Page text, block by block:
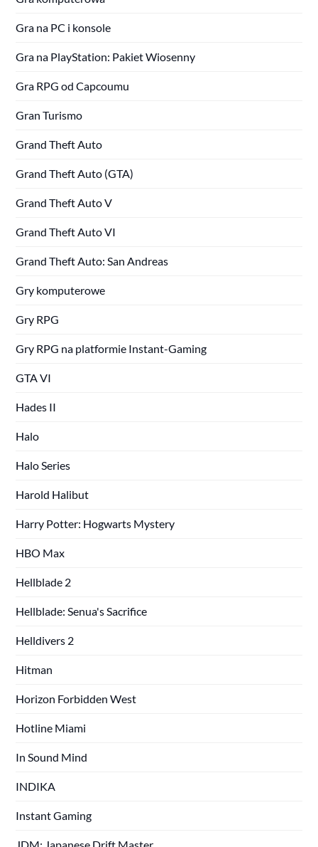
Gra na PC i konsole
Gra na PlayStation: Pakiet Wiosenny
Gra RPG od Capcoumu
Gran Turismo
Grand Theft Auto
Grand Theft Auto (GTA)
Grand Theft Auto V
Grand Theft Auto VI
Grand Theft Auto: San Andreas
Gry komputerowe
Gry RPG
Gry RPG na platformie Instant-Gaming
GTA VI
Hades II
Halo
Halo Series
Harold Halibut
Harry Potter: Hogwarts Mystery
HBO Max
Hellblade 2
Hellblade: Senua's Sacrifice
Helldivers 2
Hitman
Horizon Forbidden West
Hotline Miami
In Sound Mind
INDIKA
Instant Gaming